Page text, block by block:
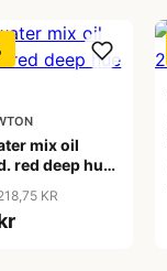
mix oil
red deep hue
KR